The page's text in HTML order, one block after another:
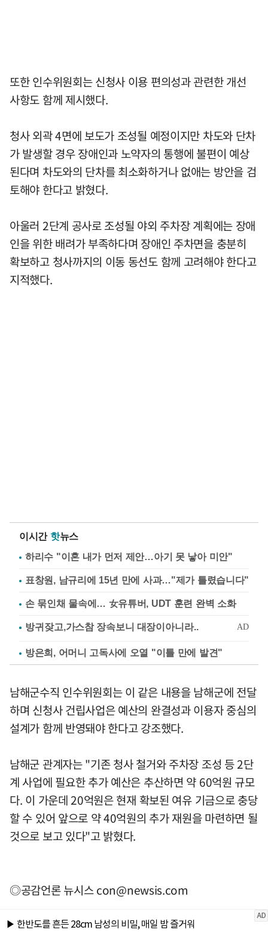
또한 인수위원회는 신청사 이용 편의성과 관련한 개선
사항도 함께 제시했다.
청사 외곽 4면에 보도가 조성될 예정이지만 차도와 단차
가 발생할 경우 장애인과 노약자의 통행에 불편이 예상
된다며 차도와의 단차를 최소화하거나 없애는 방안을 검
토해야 한다고 밝혔다.
아울러 2단계 공사로 조성될 야외 주차장 계획에는 장애
인을 위한 배려가 부족하다며 장애인 주차면을 충분히
확보하고 청사까지의 이동 동선도 함께 고려해야 한다고
지적했다.
이시간 핫뉴스
하리수 "이혼 내가 먼저 제안…아기 못 낳아 미안"
표창원, 남규리에 15년 만에 사과…"제가 틀렸습니다"
손 묶인채 물속에… 女유튜버, UDT 훈련 완벽 소화
방은희, 어머니 고독사에 오열 "이틀 만에 발견"
남해군수직 인수위원회는 이 같은 내용을 남해군에 전달
하며 신청사 건립사업은 예산의 완결성과 이용자 중심의
설계가 함께 반영돼야 한다고 강조했다.
남해군 관계자는 "기존 청사 철거와 주차장 조성 등 2단
계 사업에 필요한 추가 예산은 추산하면 약 60억원 규모
다. 이 가운데 20억원은 현재 확보된 여유 기금으로 충당
할 수 있어 앞으로 약 40억원의 추가 재원을 마련하면 될
것으로 보고 있다"고 밝혔다.
◎공감언론 뉴시스con@newsis.com